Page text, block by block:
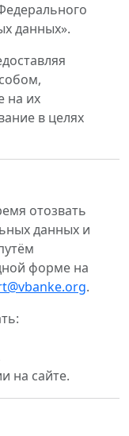
данных».
на их
в целях
отозвать
данных и
форме на
.
на сайте.